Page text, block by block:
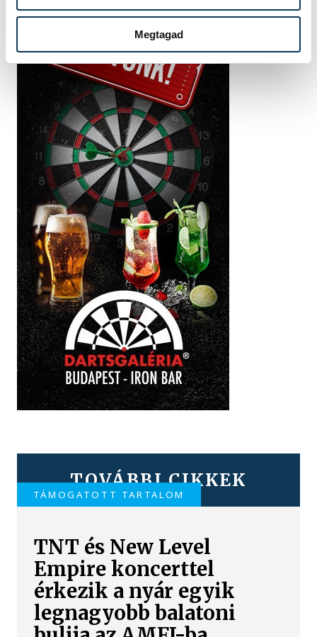
Megtagad
TOVÁBBI CIKKEK
TÁMOGATOTT TARTALOM
TNT és New Level
Empire koncerttel
érkezik a nyár egyik
legnagyobb balatoni